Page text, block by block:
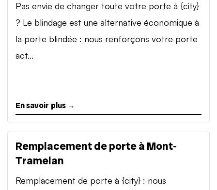
Pas envie de changer toute votre porte à {city}
? Le blindage est une alternative économique à
la porte blindée : nous renforçons votre porte
act...
En savoir plus →
Remplacement de porte à Mont-
Tramelan
Remplacement de porte à {city} : nous